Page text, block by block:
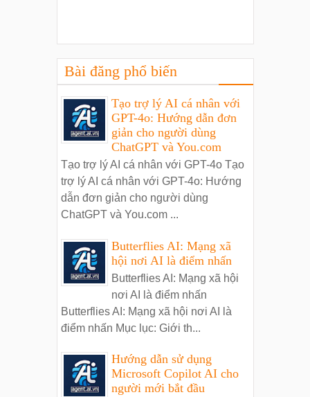
Bài đăng phổ biến
Tạo trợ lý AI cá nhân với
GPT-4o: Hướng dẫn đơn
giản cho người dùng
ChatGPT và You.com
Tạo trợ lý AI cá nhân với GPT-4o Tạo
trợ lý AI cá nhân với GPT-4o: Hướng
dẫn đơn giản cho người dùng
ChatGPT và You.com ...
Butterflies AI: Mạng xã
hội nơi AI là điểm nhấn
Butterflies AI: Mạng xã hội
nơi AI là điểm nhấn
Butterflies AI: Mạng xã hội nơi AI là
điểm nhấn Mục lục: Giới th...
Hướng dẫn sử dụng
Microsoft Copilot AI cho
người mới bắt đầu